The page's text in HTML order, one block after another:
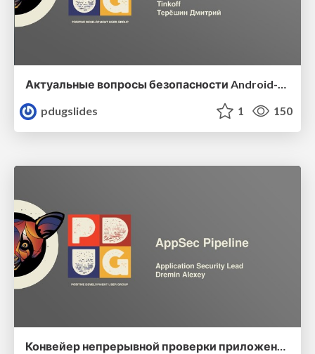
Актуальные вопросы безопасности Android-приложений
pdugslides
1 150